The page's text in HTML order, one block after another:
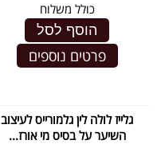
כולל משלוח
הוסף לסל
פרטים נוספים
גלייז לולה לין גלמורייס לעיצוב
השיער על בסיס מי אורז...